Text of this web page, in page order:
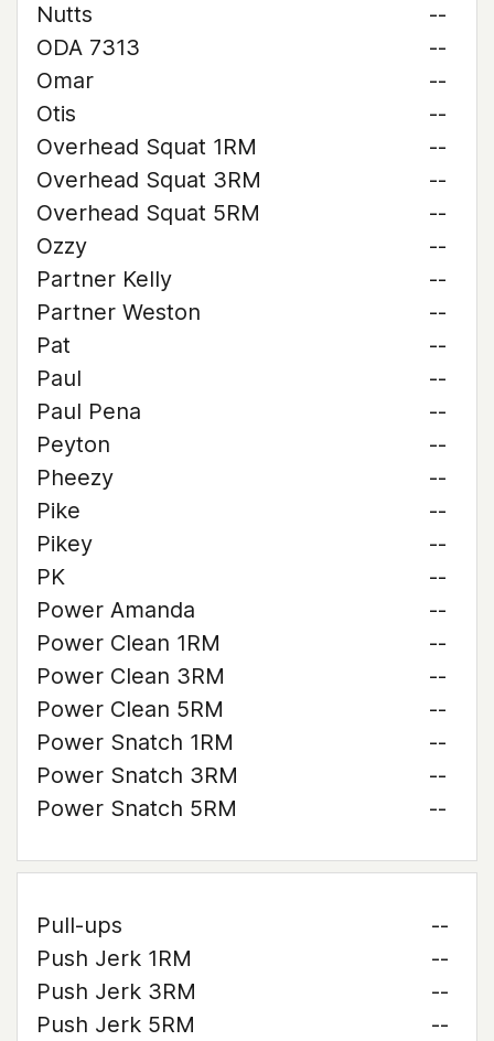
Nutts
--
ODA 7313
--
Omar
--
Otis
--
Overhead Squat 1RM
--
Overhead Squat 3RM
--
Overhead Squat 5RM
--
Ozzy
--
Partner Kelly
--
Partner Weston
--
Pat
--
Paul
--
Paul Pena
--
Peyton
--
Pheezy
--
Pike
--
Pikey
--
PK
--
Power Amanda
--
Power Clean 1RM
--
Power Clean 3RM
--
Power Clean 5RM
--
Power Snatch 1RM
--
Power Snatch 3RM
--
Power Snatch 5RM
--
Pull-ups
--
Push Jerk 1RM
--
Push Jerk 3RM
--
Push Jerk 5RM
--